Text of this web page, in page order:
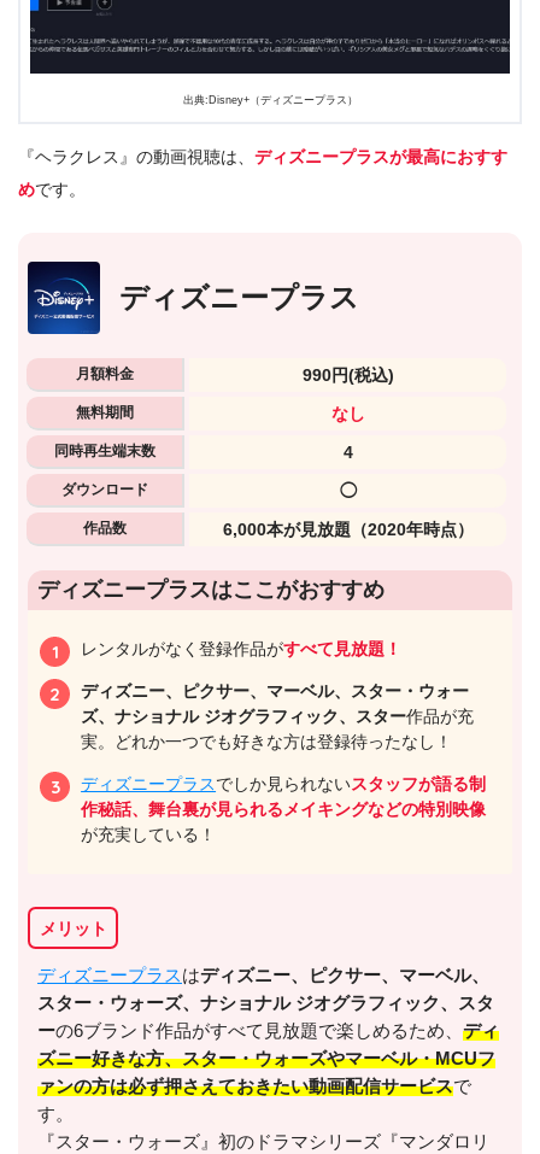
出典:Disney+（ディズニープラス）
『ヘラクレス』の動画視聴は、 ディズニープラスが最高におすす
めです。
ディズニープラス
月額料金 990円(税込)
無料期間 なし
同時再生端末数 4
ダウンロード ◯
作品数 6,000本が見放題（2020年時点）
ディズニープラスはここがおすすめ
レンタルがなく登録作品がすべて見放題！
ディズニー、ピクサー、マーベル、スター・ウォー
ズ、ナショナル ジオグラフィック、スター作品が充
実。どれか一つでも好きな方は登録待ったなし！
ディズニープラスでしか見られないスタッフが語る制
作秘話、舞台裏が見られるメイキングなどの特別映像
が充実している！
メリット
ディズニープラスはディズニー、ピクサー、マーベル、
スター・ウォーズ、ナショナル ジオグラフィック、スタ
ーの6ブランド作品がすべて見放題で楽しめるため、 ディ
ズニー好きな方、スター・ウォーズやマーベル・MCUフ
ァンの方は必ず押さえておきたい動画配信サービスで
す。
『スター・ウォーズ』初のドラマシリーズ『マンダロリ